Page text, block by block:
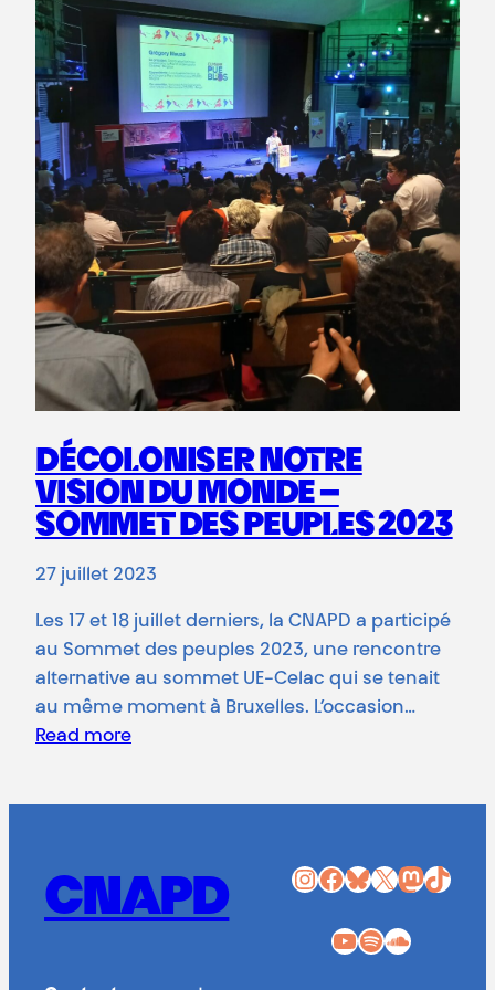
DÉCOLONISER NOTRE
VISION DU MONDE –
SOMMET DES PEUPLES 2023
27 juillet 2023
Les 17 et 18 juillet derniers, la CNAPD a participé
au Sommet des peuples 2023, une rencontre
alternative au sommet UE-Celac qui se tenait
au même moment à Bruxelles. L’occasion…
Read more
CNAPD InstagramFacebook Bluesky X Mastodon TikTok
YouTube Spotify SoundCloud